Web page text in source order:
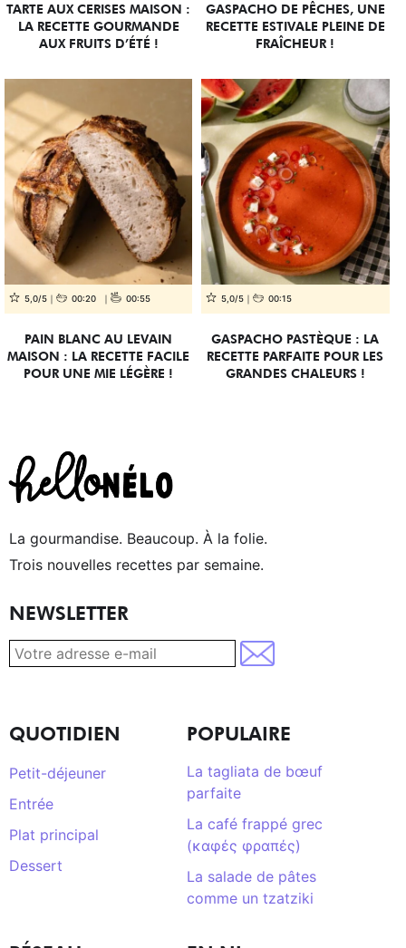
TARTE AUX CERISES MAISON :
LA RECETTE GOURMANDE
AUX FRUITS D’ÉTÉ !
GASPACHO DE PÊCHES, UNE
RECETTE ESTIVALE PLEINE DE
FRAÎCHEUR !
5,0/5 00:20 00:55
PAIN BLANC AU LEVAIN
MAISON : LA RECETTE FACILE
POUR UNE MIE LÉGÈRE !
5,0/5 00:15
GASPACHO PASTÈQUE : LA
RECETTE PARFAITE POUR LES
GRANDES CHALEURS !
La gourmandise. Beaucoup. À la folie.
Trois nouvelles recettes par semaine.
NEWSLETTER
QUOTIDIEN
Petit-déjeuner
Entrée
Plat principal
Dessert
POPULAIRE
La tagliata de bœuf
parfaite
La café frappé grec
(καφές φραπές)
La salade de pâtes
comme un tzatziki